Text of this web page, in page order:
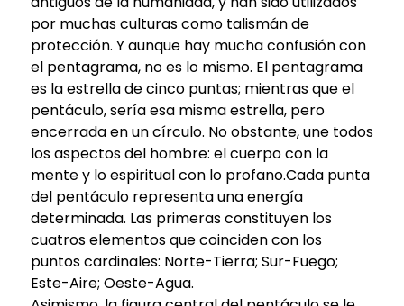
por muchas culturas como talismán de
protección. Y aunque hay mucha confusión con
el pentagrama, no es lo mismo. El pentagrama
es la estrella de cinco puntas; mientras que el
pentáculo, sería esa misma estrella, pero
encerrada en un círculo. No obstante, une todos
los aspectos del hombre: el cuerpo con la
mente y lo espiritual con lo profano.Cada punta
del pentáculo representa una energía
determinada. Las primeras constituyen los
cuatros elementos que coinciden con los
puntos cardinales: Norte-Tierra; Sur-Fuego;
Este-Aire; Oeste-Agua.